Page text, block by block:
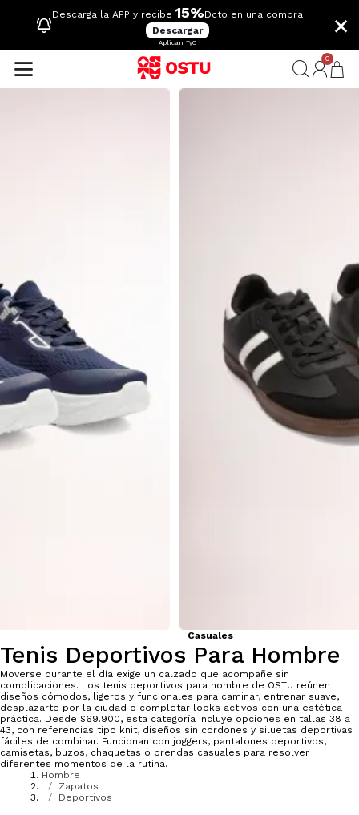
Descarga la APP y recibe 15%Dcto en una compra
Descargar
Aplican TyC
×
0
Casuales
Tenis Deportivos Para Hombre
Moverse durante el día exige un calzado que acompañe sin
complicaciones. Los tenis deportivos para hombre de OSTU reúnen
diseños cómodos, ligeros y funcionales para caminar, entrenar suave,
desplazarte por la ciudad o completar looks activos con una estética
práctica. Desde $69.900, esta categoría incluye opciones en tallas 38 a
43, con referencias tipo knit, diseños sin cordones y siluetas deportivas
fáciles de combinar. Funcionan con joggers, pantalones deportivos,
camisetas, buzos, chaquetas o prendas casuales para resolver
diferentes momentos de la rutina.
Hombre
Zapatos
Deportivos